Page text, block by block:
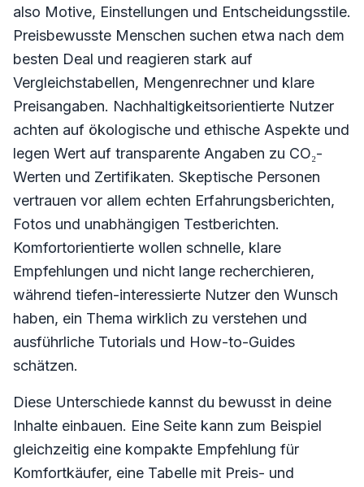
also Motive, Einstellungen und Entscheidungsstile.
Preisbewusste Menschen suchen etwa nach dem
besten Deal und reagieren stark auf
Vergleichstabellen, Mengenrechner und klare
Preisangaben. Nachhaltigkeitsorientierte Nutzer
achten auf ökologische und ethische Aspekte und
legen Wert auf transparente Angaben zu CO₂-
Werten und Zertifikaten. Skeptische Personen
vertrauen vor allem echten Erfahrungsberichten,
Fotos und unabhängigen Testberichten.
Komfortorientierte wollen schnelle, klare
Empfehlungen und nicht lange recherchieren,
während tiefen-interessierte Nutzer den Wunsch
haben, ein Thema wirklich zu verstehen und
ausführliche Tutorials und How-to-Guides
schätzen.
Diese Unterschiede kannst du bewusst in deine
Inhalte einbauen. Eine Seite kann zum Beispiel
gleichzeitig eine kompakte Empfehlung für
Komfortkäufer, eine Tabelle mit Preis- und